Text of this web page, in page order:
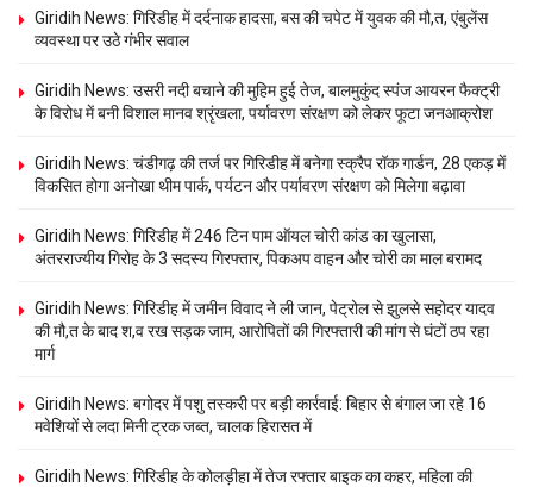
Giridih News: गिरिडीह में दर्दनाक हादसा, बस की चपेट में युवक की मौ,त, एंबुलेंस
व्यवस्था पर उठे गंभीर सवाल
Giridih News: उसरी नदी बचाने की मुहिम हुई तेज, बालमुकुंद स्पंज आयरन फैक्ट्री
के विरोध में बनी विशाल मानव श्रृंखला, पर्यावरण संरक्षण को लेकर फूटा जनआक्रोश
Giridih News: चंडीगढ़ की तर्ज पर गिरिडीह में बनेगा स्क्रैप रॉक गार्डन, 28 एकड़ में
विकसित होगा अनोखा थीम पार्क, पर्यटन और पर्यावरण संरक्षण को मिलेगा बढ़ावा
Giridih News: गिरिडीह में 246 टिन पाम ऑयल चोरी कांड का खुलासा,
अंतरराज्यीय गिरोह के 3 सदस्य गिरफ्तार, पिकअप वाहन और चोरी का माल बरामद
Giridih News: गिरिडीह में जमीन विवाद ने ली जान, पेट्रोल से झुलसे सहोदर यादव
की मौ,त के बाद श,व रख सड़क जाम, आरोपितों की गिरफ्तारी की मांग से घंटों ठप रहा
मार्ग
Giridih News: बगोदर में पशु तस्करी पर बड़ी कार्रवाई: बिहार से बंगाल जा रहे 16
मवेशियों से लदा मिनी ट्रक जब्त, चालक हिरासत में
Giridih News: गिरिडीह के कोलड़ीहा में तेज रफ्तार बाइक का कहर, महिला की